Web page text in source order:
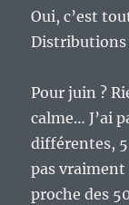
Oui, c’est
Distributions
Pour juin ?
calme… J’ai
différentes,
pas vraiment
proche des